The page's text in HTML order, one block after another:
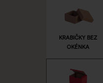
KRABIČKY BEZ
OKÉNKA